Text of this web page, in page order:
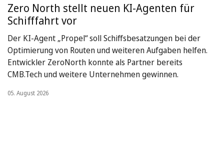
Zero North stellt neuen KI-Agenten für
Schifffahrt vor
Der KI-Agent „Propel“ soll Schiffsbesatzungen bei der
Optimierung von Routen und weiteren Aufgaben helfen.
Entwickler ZeroNorth konnte als Partner bereits
CMB.Tech und weitere Unternehmen gewinnen.
05. August 2026